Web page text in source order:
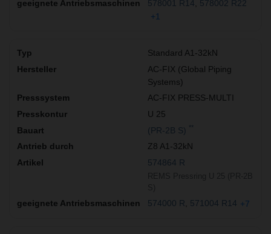
578001 R14
578002 R22
+1
Standard A1-32kN
AC-FIX (Global Piping
Systems)
AC-FIX PRESS-MULTI
U 25
(PR-2B S)
Z8 A1-32kN
574864 R
574000 R 571004 R14 +7